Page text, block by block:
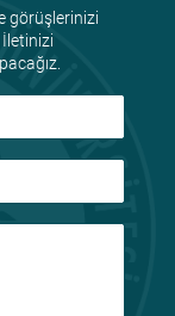
görüşlerinizi